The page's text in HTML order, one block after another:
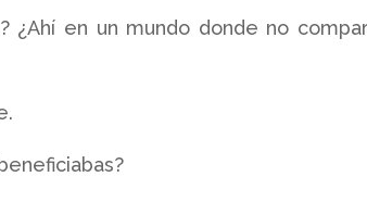
¿Ahí en un mundo donde no